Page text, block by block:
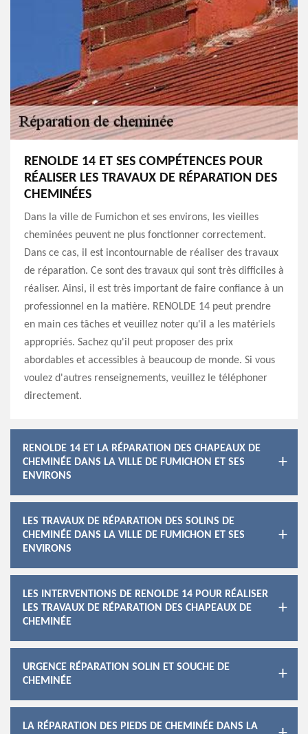
RENOLDE 14 ET SES COMPÉTENCES POUR
RÉALISER LES TRAVAUX DE RÉPARATION DES
CHEMINÉES
Dans la ville de Fumichon et ses environs, les vieilles
cheminées peuvent ne plus fonctionner correctement.
Dans ce cas, il est incontournable de réaliser des travaux
de réparation. Ce sont des travaux qui sont très difficiles à
réaliser. Ainsi, il est très important de faire confiance à un
professionnel en la matière. RENOLDE 14 peut prendre
en main ces tâches et veuillez noter qu'il a les matériels
appropriés. Sachez qu'il peut proposer des prix
abordables et accessibles à beaucoup de monde. Si vous
voulez d'autres renseignements, veuillez le téléphoner
directement.
RENOLDE 14 ET LA RÉPARATION DES CHAPEAUX DE
CHEMINÉE DANS LA VILLE DE FUMICHON ET SES
ENVIRONS
LES TRAVAUX DE RÉPARATION DES SOLINS DE
CHEMINÉE DANS LA VILLE DE FUMICHON ET SES
ENVIRONS
LES INTERVENTIONS DE RENOLDE 14 POUR RÉALISER
LES TRAVAUX DE RÉPARATION DES CHAPEAUX DE
CHEMINÉE
URGENCE RÉPARATION SOLIN ET SOUCHE DE
CHEMINÉE
LA RÉPARATION DES PIEDS DE CHEMINÉE DANS LA